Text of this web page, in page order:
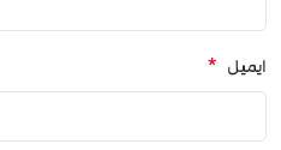
ایمیل *